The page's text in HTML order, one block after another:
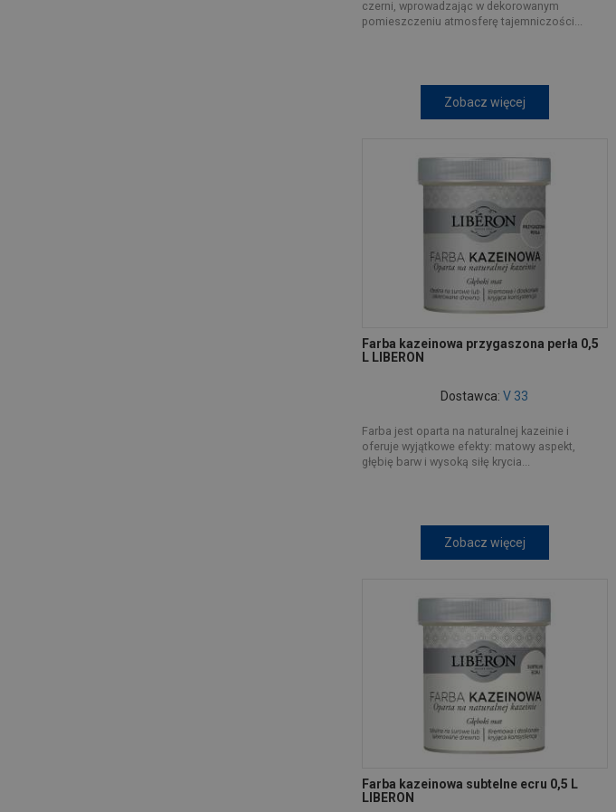
czerni, wprowadzając w dekorowanym
pomieszczeniu atmosferę tajemniczości...
Zobacz więcej
Farba kazeinowa przygaszona perła 0,5
L LIBERON
Dostawca:V 33
Farba jest oparta na naturalnej kazeinie i
oferuje wyjątkowe efekty: matowy aspekt,
głębię barw i wysoką siłę krycia...
Zobacz więcej
Farba kazeinowa subtelne ecru 0,5 L
LIBERON